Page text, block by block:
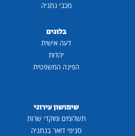
מכבי נתניה
בלוגים
דעה אישית
יהדות
הפינה המשפטית
שימושון עירוני
תשלומים ומוקדי שרות
סניפי דואר בנתניה